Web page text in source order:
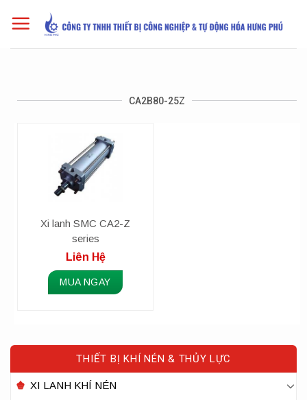
CA2B80-25Z
Xi lanh SMC CA2-Z
series
Liên Hệ
MUA NGAY
THIẾT BỊ KHÍ NÉN & THỦY LỰC
XI LANH KHÍ NÉN